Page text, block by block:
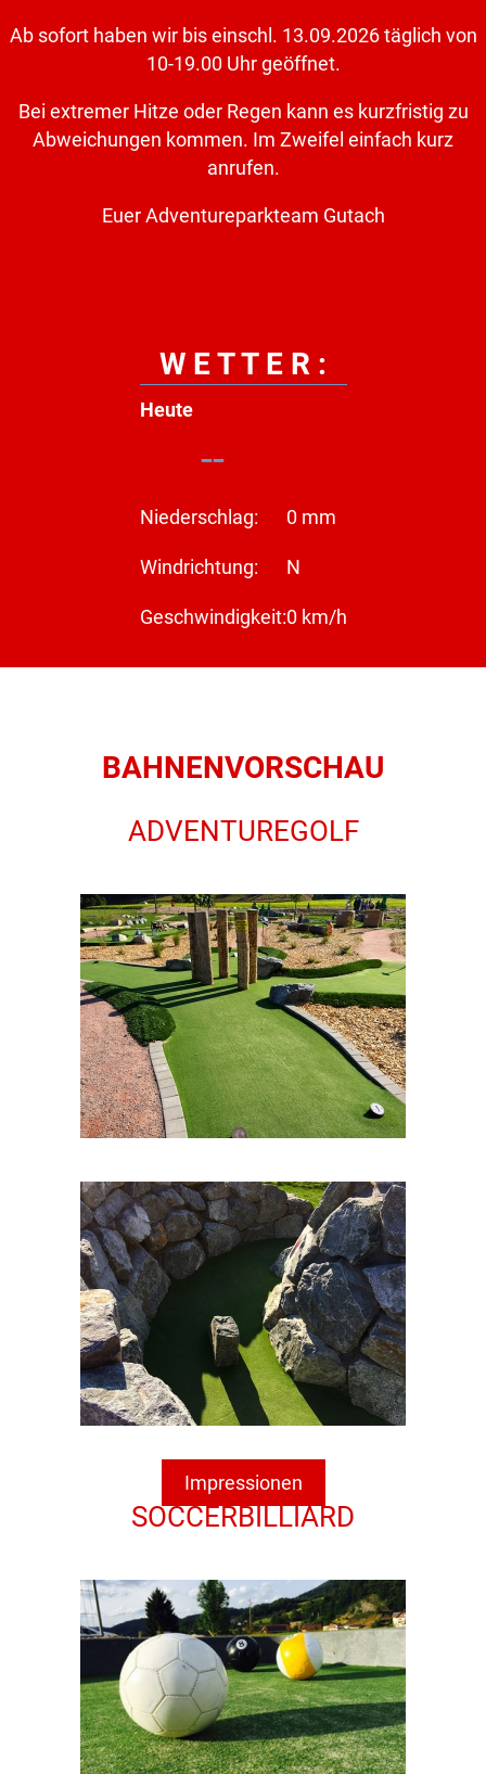
Ab sofort haben wir bis einschl. 13.09.2026 täglich von
10-19.00 Uhr geöffnet.
Bei extremer Hitze oder Regen kann es kurzfristig zu
Abweichungen kommen. Im Zweifel einfach kurz
anrufen.
Euer Adventureparkteam Gutach
W E T T E R :
Heute
--
Niederschlag: 0 mm
Windrichtung: N
Geschwindigkeit:0 km/h
BAHNENVORSCHAU
ADVENTUREGOLF
Impressionen
SOCCERBILLIARD